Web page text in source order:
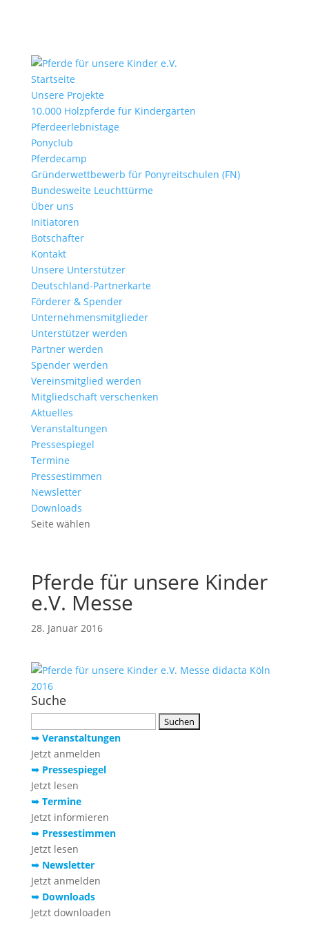
Startseite
Unsere Projekte
10.000 Holzpferde für Kindergärten
Pferdeerlebnistage
Ponyclub
Pferdecamp
Gründerwettbewerb für Ponyreitschulen (FN)
Bundesweite Leuchttürme
Über uns
Initiatoren
Botschafter
Kontakt
Unsere Unterstützer
Deutschland-Partnerkarte
Förderer & Spender
Unternehmensmitglieder
Unterstützer werden
Partner werden
Spender werden
Vereinsmitglied werden
Mitgliedschaft verschenken
Aktuelles
Veranstaltungen
Pressespiegel
Termine
Pressestimmen
Newsletter
Downloads
Seite wählen
Pferde für unsere Kinder
e.V. Messe
28. Januar 2016
Suche
nach:
➥ Veranstaltungen
Jetzt anmelden
➥ Pressespiegel
Jetzt lesen
➥ Termine
Jetzt informieren
➥ Pressestimmen
Jetzt lesen
➥ Newsletter
Jetzt anmelden
➥ Downloads
Jetzt downloaden